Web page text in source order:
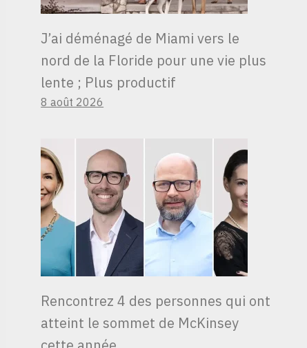
J’ai déménagé de Miami vers le
nord de la Floride pour une vie plus
lente ; Plus productif
8 août 2026
Rencontrez 4 des personnes qui ont
atteint le sommet de McKinsey